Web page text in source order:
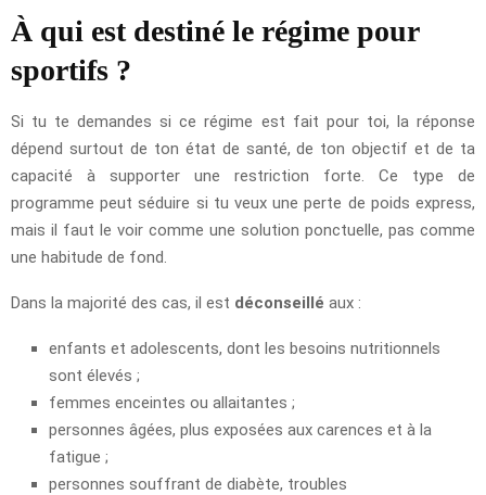
À qui est destiné le régime pour
sportifs ?
Si tu te demandes si ce régime est fait pour toi, la réponse
dépend surtout de ton état de santé, de ton objectif et de ta
capacité à supporter une restriction forte. Ce type de
programme peut séduire si tu veux une perte de poids express,
mais il faut le voir comme une solution ponctuelle, pas comme
une habitude de fond.
Dans la majorité des cas, il est déconseillé aux :
enfants et adolescents, dont les besoins nutritionnels
sont élevés ;
femmes enceintes ou allaitantes ;
personnes âgées, plus exposées aux carences et à la
fatigue ;
personnes souffrant de diabète, troubles